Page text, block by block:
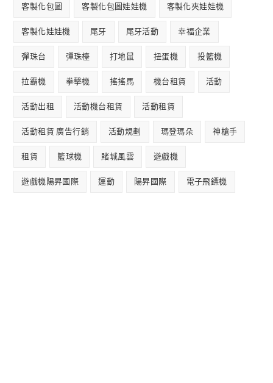
客製化包圖 客製化包圖娃娃機 客製化夾娃娃機
客製化娃娃機 尾牙 尾牙活動 幸福企業
彈珠台 彈珠檯 打地鼠 扭蛋機 投籃機
拉霸機 拳擊機 搖搖馬 機台租賃 活動
活動出租 活動機台租賃 活動租賃
活動租賃 廣告行銷 活動規劃 瑪登瑪朵 神槍手
租賃 籃球機 賭城風雲 遊戲機
遊戲機陽昇國際 運動 陽昇國際 電子飛鏢機